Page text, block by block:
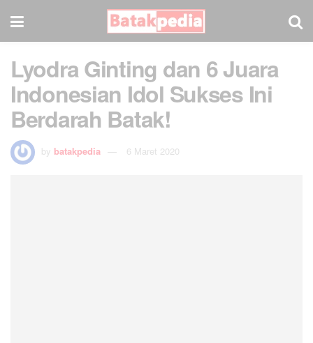
Lyodra Ginting dan 6 Juara
Indonesian Idol Sukses Ini
Berdarah Batak!
by batakpedia 6 Maret 2020